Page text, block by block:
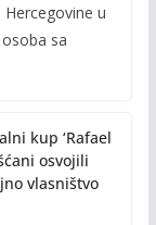
u
sa
kup ‘Rafael
osvojili
vlasništvo